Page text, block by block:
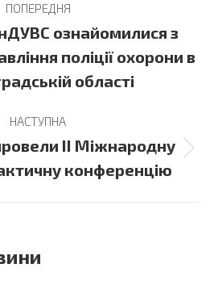
ПОПЕРЕДНЯ
Previous
post:
ознайомилися з
поліції охорони в
області
НАСТУПНА
Next
post:
ІІ Міжнародну
конференцію